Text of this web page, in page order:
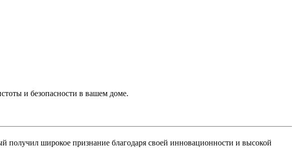
и безопасности в вашем доме.
получил широкое признание благодаря своей инновационности и высокой